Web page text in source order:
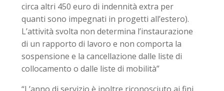
circa altri 450 euro di indennità extra per
quanti sono impegnati in progetti all’estero).
L’attività svolta non determina l’instaurazione
di un rapporto di lavoro e non comporta la
sospensione e la cancellazione dalle liste di
collocamento o dalle liste di mobilità”